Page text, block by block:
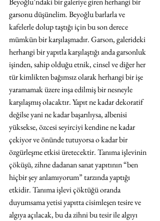
garsonu düşünelim. Beyoğlu barlarla ve
kafelerle dolup taştığı için bu son derece
mümkün bir karşılaşmadır. Garson, galerideki
herhangi bir yapıtla karşılaştığı anda garsonluk
işinden, sahip olduğu etnik, cinsel ve diğer her
tür kimlikten bağımsız olarak herhangi bir işe
yaramamak üzere inşa edilmiş bir nesneyle
karşılaşmış olacaktır. Yapıt ne kadar dekoratif
değilse yani ne kadar başarılıysa, albenisi
yüksekse, özcesi seyirciyi kendine ne kadar
çekiyor ve önünde tutuyorsa o kadar bir
özgürleşme etkisi üretecektir. Tanıma işlevinin
çöküşü, zihne dadanan sanat yapıtının “ben
hiçbir şey anlamıyorum” tarzında yaptığı
etkidir. Tanıma işlevi çöktüğü oranda
duyumsama yetisi yapıtta cisimleşen tesire ve
algıya açılacak, bu da zihni bu tesir ile algıyı